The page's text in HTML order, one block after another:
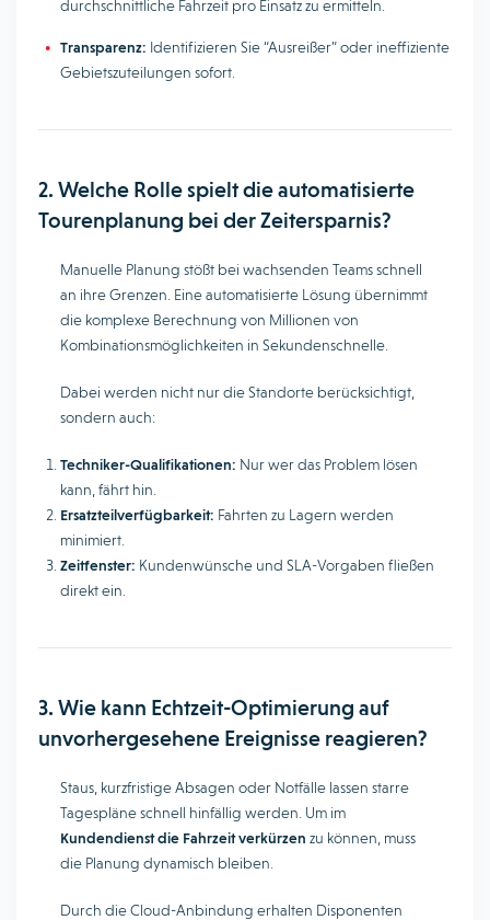
durchschnittliche Fahrzeit pro Einsatz zu ermitteln.
Transparenz: Identifizieren Sie “Ausreißer” oder ineffiziente
Gebietszuteilungen sofort.
2. Welche Rolle spielt die automatisierte
Tourenplanung bei der Zeitersparnis?
Manuelle Planung stößt bei wachsenden Teams schnell
an ihre Grenzen. Eine automatisierte Lösung übernimmt
die komplexe Berechnung von Millionen von
Kombinationsmöglichkeiten in Sekundenschnelle.
Dabei werden nicht nur die Standorte berücksichtigt,
sondern auch:
Techniker-Qualifikationen: Nur wer das Problem lösen
kann, fährt hin.
Ersatzteilverfügbarkeit: Fahrten zu Lagern werden
minimiert.
Zeitfenster: Kundenwünsche und SLA-Vorgaben fließen
direkt ein.
3. Wie kann Echtzeit-Optimierung auf
unvorhergesehene Ereignisse reagieren?
Staus, kurzfristige Absagen oder Notfälle lassen starre
Tagespläne schnell hinfällig werden. Um im
Kundendienst die Fahrzeit verkürzen zu können, muss
die Planung dynamisch bleiben.
Durch die Cloud-Anbindung erhalten Disponenten